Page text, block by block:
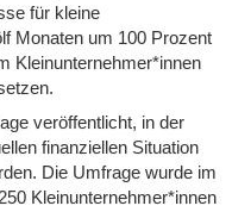
für kleine
Monaten um 100 Prozent
Kleinunternehmer*innen
veröffentlicht, in der
finanziellen Situation
Die Umfrage wurde im
Kleinunternehmer*innen